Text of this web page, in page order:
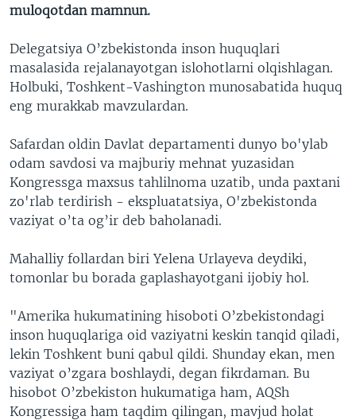
muloqotdan mamnun.
Delegatsiya O’zbekistonda inson huquqlari
masalasida rejalanayotgan islohotlarni olqishlagan.
Holbuki, Toshkent-Vashington munosabatida huquq
eng murakkab mavzulardan.
Safardan oldin Davlat departamenti dunyo bo'ylab
odam savdosi va majburiy mehnat yuzasidan
Kongressga maxsus tahlilnoma uzatib, unda paxtani
zo'rlab terdirish - ekspluatatsiya, O'zbekistonda
vaziyat o’ta og’ir deb baholanadi.
Mahalliy follardan biri Yelena Urlayeva deydiki,
tomonlar bu borada gaplashayotgani ijobiy hol.
"Amerika hukumatining hisoboti O’zbekistondagi
inson huquqlariga oid vaziyatni keskin tanqid qiladi,
lekin Toshkent buni qabul qildi. Shunday ekan, men
vaziyat o’zgara boshlaydi, degan fikrdaman. Bu
hisobot O’zbekiston hukumatiga ham, AQSh
Kongressiga ham taqdim qilingan, mavjud holat